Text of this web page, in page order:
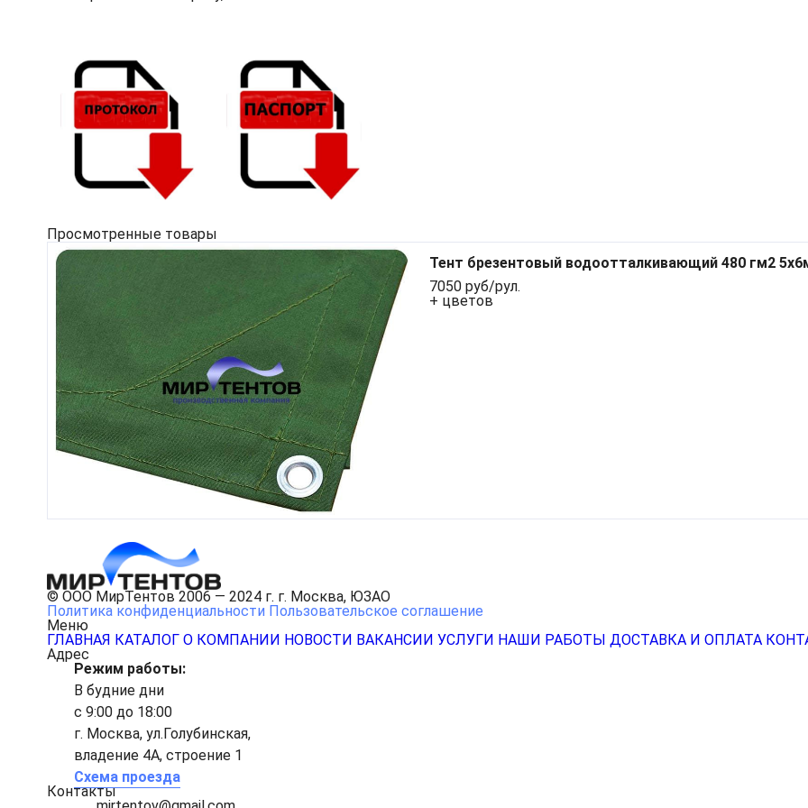
Просмотренные товары
Тент брезентовый водоотталкивающий 480 гм2
7050 руб/рул.
+ цветов
© ООО МирТентов 2006 — 2024 г. г. Москва, ЮЗАО
Политика конфиденциальности Пользовательское соглашение
Меню
ГЛАВНАЯ КАТАЛОГ О КОМПАНИИ НОВОСТИ ВАКАНСИИ УСЛУГИ НАШИ РАБОТЫ ДОСТАВКА И ОПЛАТА
Адрес
Режим работы:
В будние дни
с 9:00 до 18:00
г. Москва, ул.Голубинская,
владение 4А, строение 1
Схема проезда
Контакты